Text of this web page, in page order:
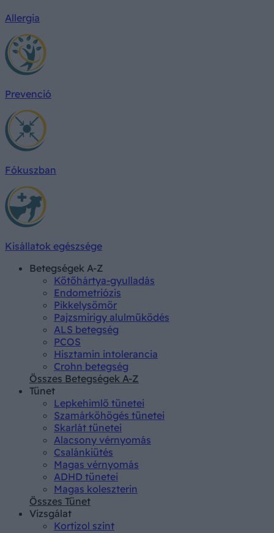
Allergia
Prevenció
Fókuszban
Kisállatok egészsége
Betegségek A-Z
Kötőhártya-gyulladás
Endometriózis
Pikkelysömör
Pajzsmirigy alulműködés
ALS betegség
PCOS
Hisztamin intolerancia
Crohn betegség
Összes Betegségek A-Z
Tünet
Lepkehimlő tünetei
Szamárköhögés tünetei
Skarlát tünetei
Alacsony vérnyomás
Csalánkiütés
Magas vérnyomás
ADHD tünetei
Magas koleszterin
Összes Tünet
Vizsgálat
Kortizol szint